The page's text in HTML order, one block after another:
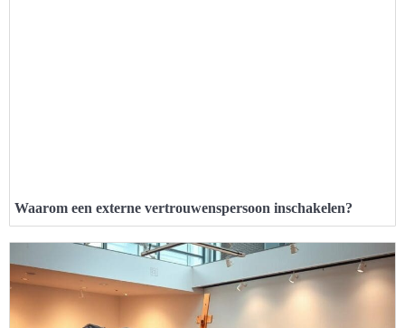
Waarom een externe vertrouwenspersoon inschakelen?